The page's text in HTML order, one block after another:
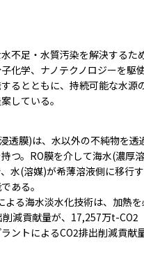
不足・水質汚染を解決するた
化学、ナノテクノロジーを駆
るとともに、持続可能な水源
している。
透膜)は、水以外の不純物を
つ。RO膜を介して海水(濃厚
水(溶媒)が希薄溶液側に移行
ある。
よる海水淡水化技術は、加熱
削減貢献量が、17,257万t-
ントによるCO2排出削減貢献